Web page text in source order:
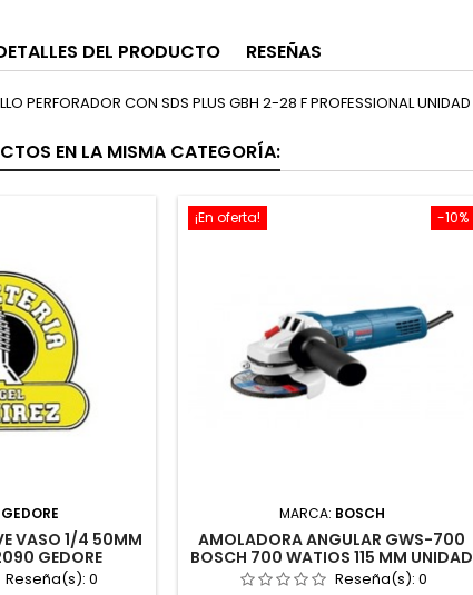
DEL PRODUCTO RESEÑAS
PERFORADOR CON SDS PLUS GBH 2-28 F PROFESSIONAL UNIDAD
EN LA MISMA CATEGORÍA:
GEDORE
VASO 1/4 50MM
GEDORE
Reseña(s): 0
-10%
¡En oferta!
MARCA: BOSCH
AMOLADORA ANGULAR GWS-700
BOSCH 700 WATIOS 115 MM UNIDAD
Reseña(s): 0